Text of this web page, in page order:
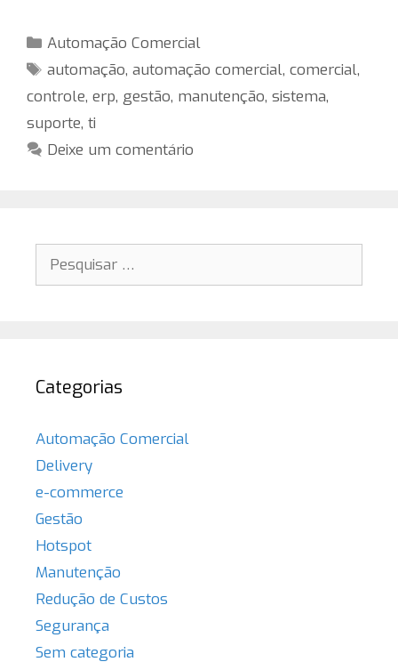
Categorias
Automação Comercial
Tags
automação,automação comercial,comercial,
controle, erp, gestão, manutenção, sistema,
suporte, ti
Deixe um comentário
Pesquisar
por:
Categorias
Automação Comercial
Delivery
e-commerce
Gestão
Hotspot
Manutenção
Redução de Custos
Segurança
Sem categoria